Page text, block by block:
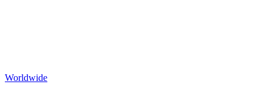
Worldwide